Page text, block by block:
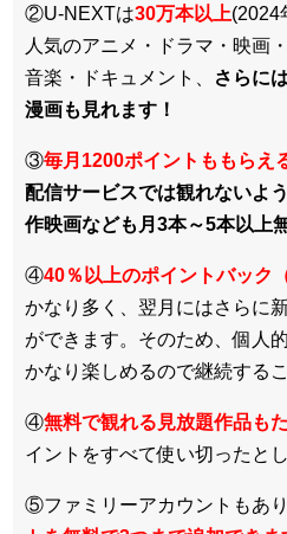
②U-NEXTは30万本以上(2024
人気のアニメ・ドラマ・映画
音楽・ドキュメント、
さらに
漫画も見れます！
③毎月1200ポイントももらえ
配信サービスでは観れないよ
作映画なども月3本～5本以上
④40％以上のポイントバック
かなり多く、翌月にはさらに
ができます。そのため、個人
かなり楽しめるので継続する
④無料で観れる見放題作品も
イントをすべて使い切ったと
⑤ファミリーアカウントもあり